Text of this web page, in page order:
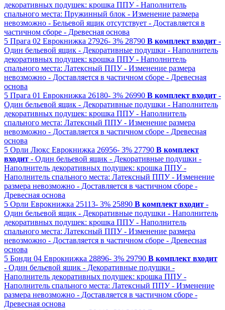
декоративных подушек: крошка ППУ - Наполнитель
спального места: Пружинный блок - Изменение размера
невозможно - Бельевой ящик отсутствует - Доставляется в
частичном сборе - Древесная основа
5 Прага 02 Еврокнижка 27926- 3% 28790 В комплект входит -
Один бельевой ящик - Декоративные подушки - Наполнитель
декоративных подушек: крошка ППУ - Наполнитель
спального места: Латексный ППУ - Изменение размера
невозможно - Доставляется в частичном сборе - Древесная
основа
5 Прага 01 Еврокнижка 26180- 3% 26990 В комплект входит -
Один бельевой ящик - Декоративные подушки - Наполнитель
декоративных подушек: крошка ППУ - Наполнитель
спального места: Латексный ППУ - Изменение размера
невозможно - Доставляется в частичном сборе - Древесная
основа
5 Орли Люкс Еврокнижка 26956- 3% 27790 В комплект
входит - Один бельевой ящик - Декоративные подушки -
Наполнитель декоративных подушек: крошка ППУ -
Наполнитель спального места: Латексный ППУ - Изменение
размера невозможно - Доставляется в частичном сборе -
Древесная основа
5 Орли Еврокнижка 25113- 3% 25890 В комплект входит -
Один бельевой ящик - Декоративные подушки - Наполнитель
декоративных подушек: крошка ППУ - Наполнитель
спального места: Латексный ППУ - Изменение размера
невозможно - Доставляется в частичном сборе - Древесная
основа
5 Бонди 04 Еврокнижка 28896- 3% 29790 В комплект входит
- Один бельевой ящик - Декоративные подушки -
Наполнитель декоративных подушек: крошка ППУ -
Наполнитель спального места: Латексный ППУ - Изменение
размера невозможно - Доставляется в частичном сборе -
Древесная основа